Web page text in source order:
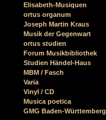
Elisabeth-Musiquen
ortus organum
Joseph Martin Kraus
Musik der Gegenwart
ortus studien
Forum Musikbibliothek
Studien Händel-Haus
MBM / Fasch
Varia
Vinyl / CD
Musica poetica
GMG Baden-Württemberg